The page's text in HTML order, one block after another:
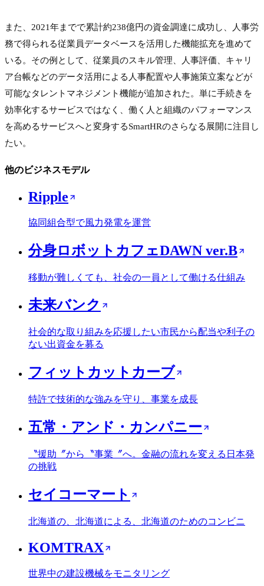
また、2021年までで累計約238億円の資金調達に成功し、人事労
務で得られる従業員データベースを活用した機能拡充を進めて
いる。その例として、従業員のスキル管理、人事評価、キャリ
ア台帳などのデータ活用による人事配置や人事施策立案などが
可能なタレントマネジメント機能が追加された。単に手続きを
効率化するサービスではなく、働く人と組織のパフォーマンス
を高めるサービスへと変身するSmartHRのさらなる展開に注目し
たい。
他のビジネスモデル
Ripple
協同組合型で風力発電を運営
分身ロボットカフェDAWN ver.B
移動が難しくても、社会の一員として働ける仕組み
未来バンク
社会的な取り組みを応援したい市民から配当や利子の
ない出資金を募る
フィットカットカーブ
特許で技術的な強みを守り、事業を成長
五常・アンド・カンパニー
〝援助〞から〝事業〞へ。金融の流れを変える日本発
の挑戦
セイコーマート
北海道の、北海道による、北海道のためのコンビニ
KOMTRAX
世界中の建設機械をモニタリング